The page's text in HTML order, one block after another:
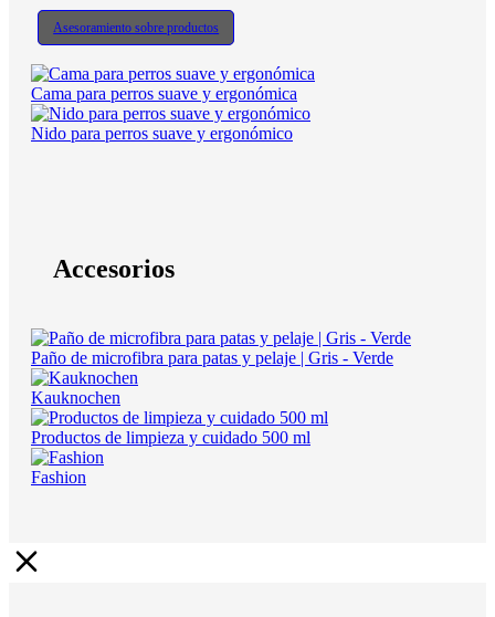
Asesoramiento sobre productos
Cama para perros suave y ergonómica
Nido para perros suave y ergonómico
Accesorios
Paño de microfibra para patas y pelaje | Gris - Verde
Kauknochen
Productos de limpieza y cuidado 500 ml
Fashion